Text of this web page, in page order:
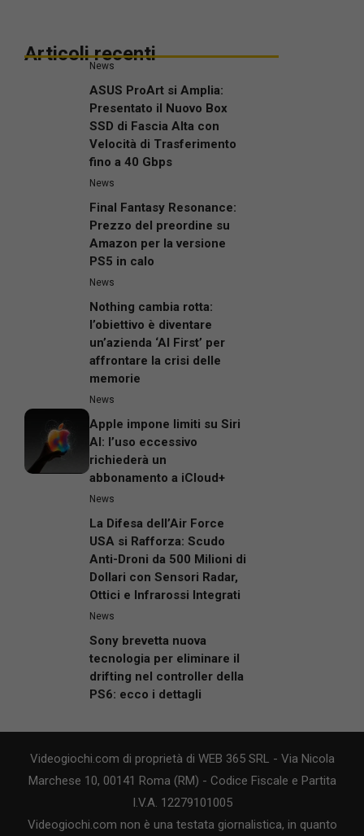
Articoli recenti
News
ASUS ProArt si Amplia:
Presentato il Nuovo Box
SSD di Fascia Alta con
Velocità di Trasferimento
fino a 40 Gbps
News
Final Fantasy Resonance:
Prezzo del preordine su
Amazon per la versione
PS5 in calo
News
Nothing cambia rotta:
l’obiettivo è diventare
un’azienda ‘AI First’ per
affrontare la crisi delle
memorie
News
Apple impone limiti su Siri
AI: l’uso eccessivo
richiederà un
abbonamento a iCloud+
News
La Difesa dell’Air Force
USA si Rafforza: Scudo
Anti-Droni da 500 Milioni di
Dollari con Sensori Radar,
Ottici e Infrarossi Integrati
News
Sony brevetta nuova
tecnologia per eliminare il
drifting nel controller della
PS6: ecco i dettagli
Videogiochi.com di proprietà di WEB 365 SRL - Via Nicola
Marchese 10, 00141 Roma (RM) - Codice Fiscale e Partita
I.V.A. 12279101005
Videogiochi.com non è una testata giornalistica, in quanto